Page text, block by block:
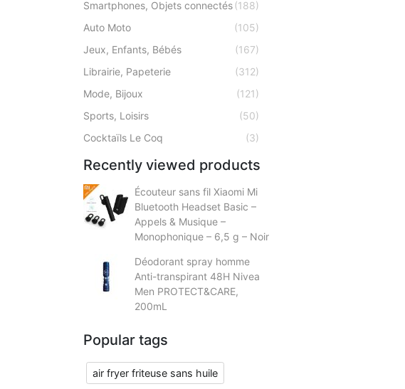
Smartphones, Objets connectés(188)
Auto Moto
(105)
Jeux, Enfants, Bébés
(167)
Librairie, Papeterie
(312)
Mode, Bijoux
(121)
Sports, Loisirs
(50)
Cocktaïls Le Coq
(3)
Recently viewed products
Écouteur sans fil Xiaomi Mi
Bluetooth Headset Basic –
Appels & Musique –
Monophonique – 6,5 g – Noir
Déodorant spray homme
Anti-transpirant 48H Nivea
Men PROTECT&CARE,
200mL
Popular tags
air fryer friteuse sans huile